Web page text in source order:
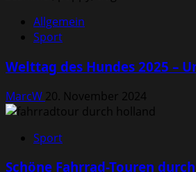
Allgemein
Sport
Welttag des Hundes 2025 –
MarcW 20. November 2024
Sport
Schöne Fahrrad-Touren